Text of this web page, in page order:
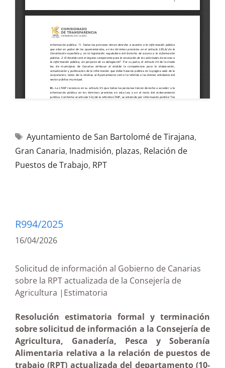
Ayuntamiento de San Bartolomé de Tirajana,
Gran Canaria, Inadmisión, plazas, Relación de
Puestos de Trabajo, RPT
R994/2025
16/04/2026
Solicitud de información al Gobierno de Canarias
sobre la RPT actualizada de la Consejería de
Agricultura |Estimatoria
Resolución estimatoria formal y terminación
sobre solicitud de información a la Consejería de
Agricultura, Ganadería, Pesca y Soberanía
Alimentaria relativa a la relación de puestos de
trabajo (RPT) actualizada del departamento (10-